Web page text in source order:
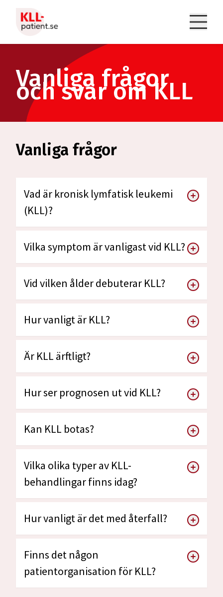
Diagnos och undersökningar
Behandling
Att leva med KLL
Vanliga frågor
och svar om KLL
Vanliga frågor
Vad är kronisk lymfatisk leukemi
(KLL)?
Vilka symptom är vanligast vid KLL?
Vid vilken ålder debuterar KLL?
Hur vanligt är KLL?
Är KLL ärftligt?
Hur ser prognosen ut vid KLL?
Kan KLL botas?
Vilka olika typer av KLL-
behandlingar finns idag?
Hur vanligt är det med återfall?
Finns det någon
patientorganisation för KLL?